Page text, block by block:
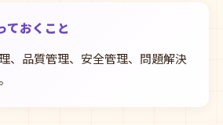
ておくこと
、品質管理、安全管理、問題解決